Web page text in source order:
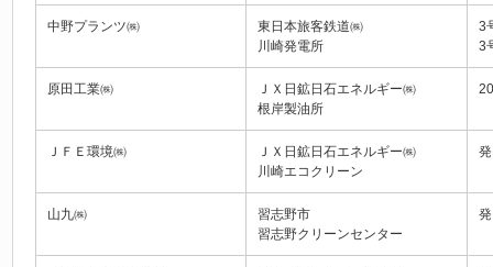
中野プランツ㈱
東日本旅客鉄道㈱
川崎発電所
3
3
原田工業㈱
ＪＸ日鉱日石エネルギー㈱
根岸製油所
ＪＦＥ環境㈱
ＪＸ日鉱日石エネルギー㈱
川崎エコクリーン
山九㈱
習志野市
習志野クリーンセンター